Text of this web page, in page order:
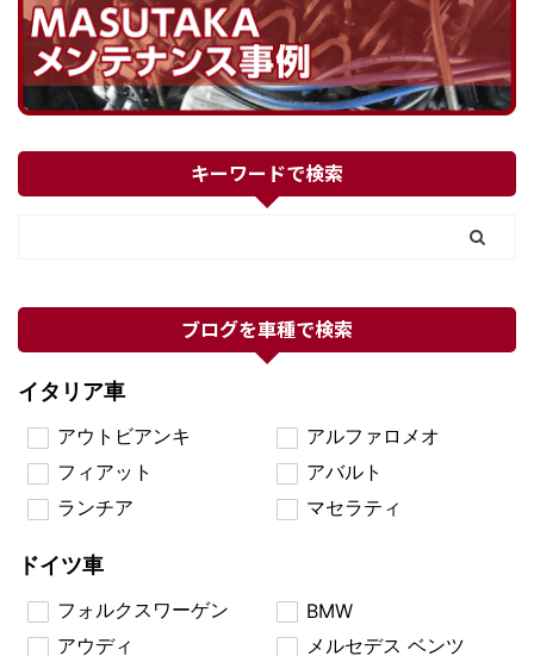
キーワードで検索
ブログを車種で検索
イタリア車
アウトビアンキ
アルファロメオ
フィアット
アバルト
ランチア
マセラティ
ドイツ車
フォルクスワーゲン
BMW
アウディ
メルセデス ベンツ